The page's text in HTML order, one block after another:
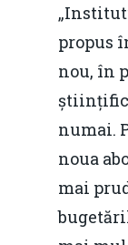
propus
nou, în
numai.
noua
mai